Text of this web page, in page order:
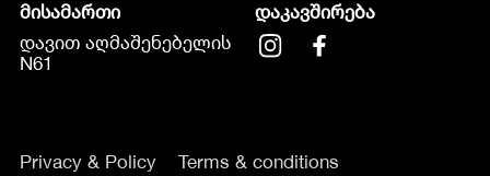
მისამართი
დავით აღმაშენებელის
N61
დაკავშირება
Privacy & Policy Terms & conditions